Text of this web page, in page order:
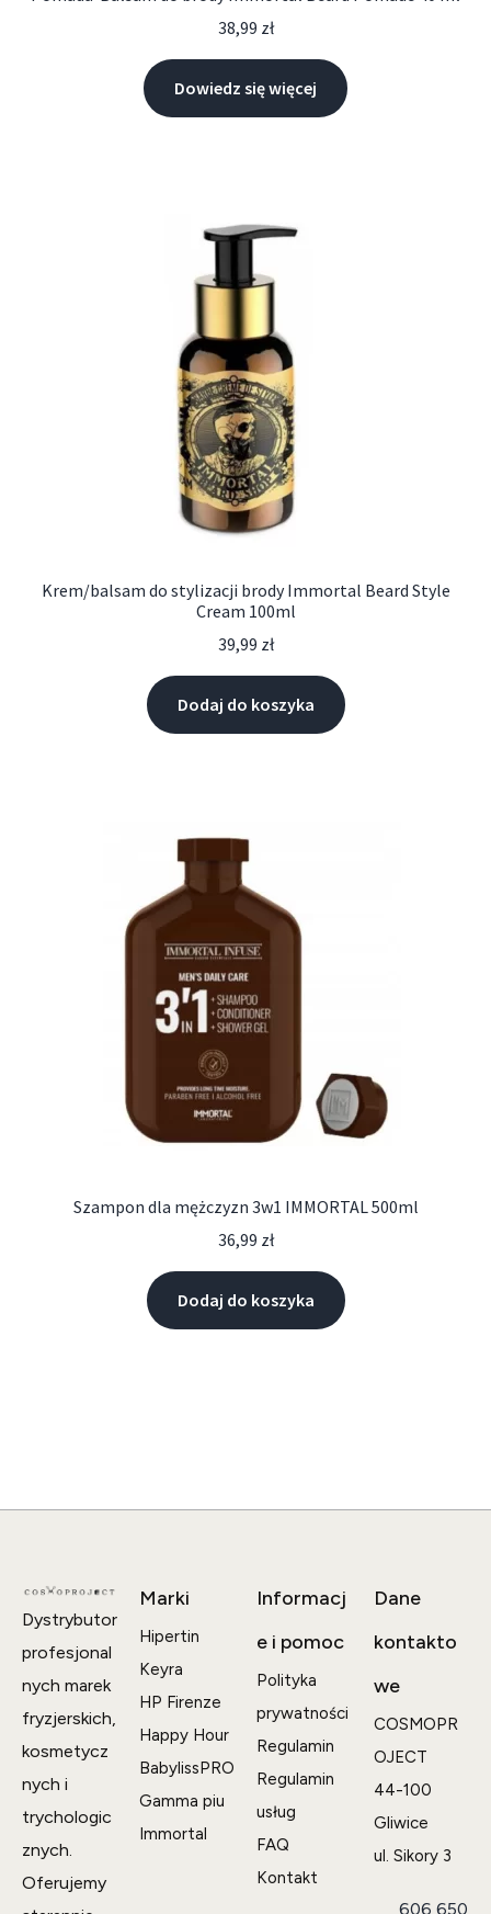
38,99 zł
Dowiedz się więcej
Krem/balsam do stylizacji brody Immortal Beard Style
Cream 100ml
39,99 zł
Dodaj do koszyka
Szampon dla mężczyzn 3w1 IMMORTAL 500ml
36,99 zł
Dodaj do koszyka
Dystrybutor
profesjonal
nych marek
fryzjerskich,
kosmetycz
nych i
trychologic
znych.
Oferujemy
Marki
Hipertin
Keyra
HP Firenze
Happy Hour
BabylissPRO
Gamma piu
Immortal
Informacj
e i pomoc
Polityka
prywatności
Regulamin
Regulamin
usług
FAQ
Kontakt
Dane
kontakto
we
COSMOPR
OJECT
44-100
Gliwice
ul. Sikory 3
606 650